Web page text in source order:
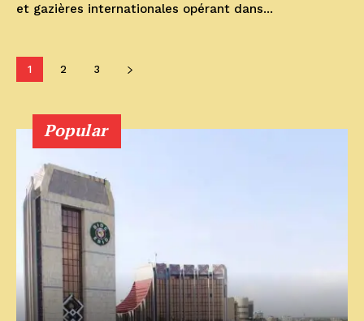
et gazières internationales opérant dans...
1 2 3
Popular